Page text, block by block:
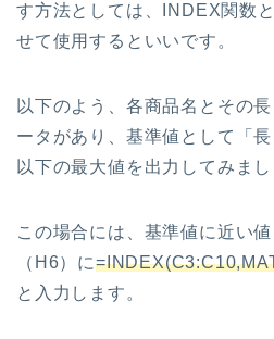
す方法としては、INDEX関数
せて使用するといいです。
以下のよう、各商品名とその
ータがあり、基準値として「
以下の最大値を出力してみまし
この場合には、基準値に近い
（H6）に
と入力します。